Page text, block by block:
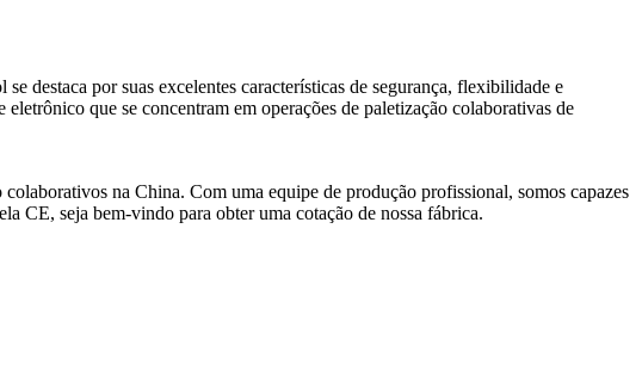
destaca por suas excelentes características de segurança, flexibilidade e
que se concentram em operações de paletização colaborativas de
na China. Com uma equipe de produção profissional, somos capazes
CE, seja bem-vindo para obter uma cotação de nossa fábrica.